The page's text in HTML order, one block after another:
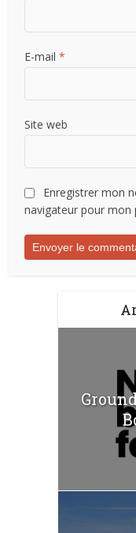
E-mail*
Site web
Enregistrer mon
navigateur pour mon